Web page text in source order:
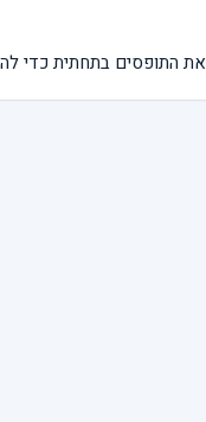
את התופסים בתחתית כדי